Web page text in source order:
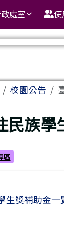
處室 使
校園公告
民族
區
否享有原住
生獎補助金一